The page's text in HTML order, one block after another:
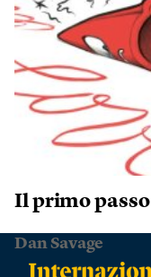
Il primo passo
Dan Savage